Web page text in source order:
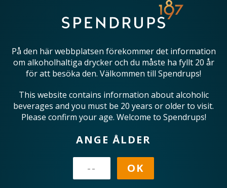
På den här webbplatsen förekommer det information
om alkoholhaltiga drycker och du måste ha fyllt 20 år
för att besöka den. Välkommen till Spendrups!
This website contains information about alcoholic
beverages and you must be 20 years or older to visit.
Please confirm your age. Welcome to Spendrups!
ANGE ÅLDER